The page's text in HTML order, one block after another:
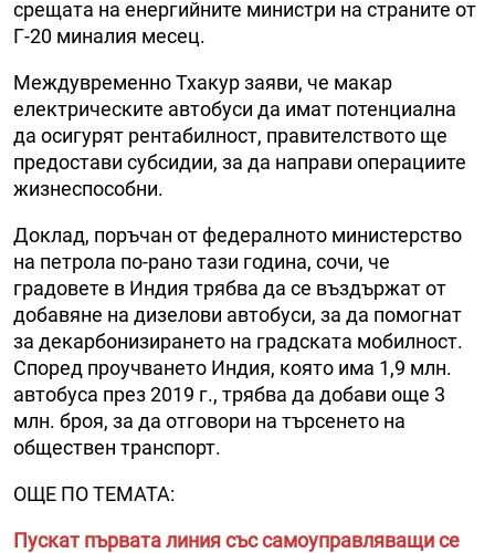
срещата на енергийните министри на страните от
Г-20 миналия месец.
Междувременно Тхакур заяви, че макар
електрическите автобуси да имат потенциална
да осигурят рентабилност, правителството ще
предостави субсидии, за да направи операциите
жизнеспособни.
Доклад, поръчан от федералното министерство
на петрола по-рано тази година, сочи, че
градовете в Индия трябва да се въздържат от
добавяне на дизелови автобуси, за да помогнат
за декарбонизирането на градската мобилност.
Според проучването Индия, която има 1,9 млн.
автобуса през 2019 г., трябва да добави още 3
млн. броя, за да отговори на търсенето на
обществен транспорт.
ОЩЕ ПО ТЕМАТА:
Пускат първата линия със самоуправляващи се